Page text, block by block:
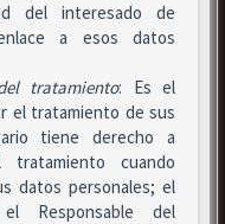
del interesado de
a esos datos
tratamiento: Es el
el tratamiento de sus
tiene derecho a
cuando
datos personales; el
Responsable del